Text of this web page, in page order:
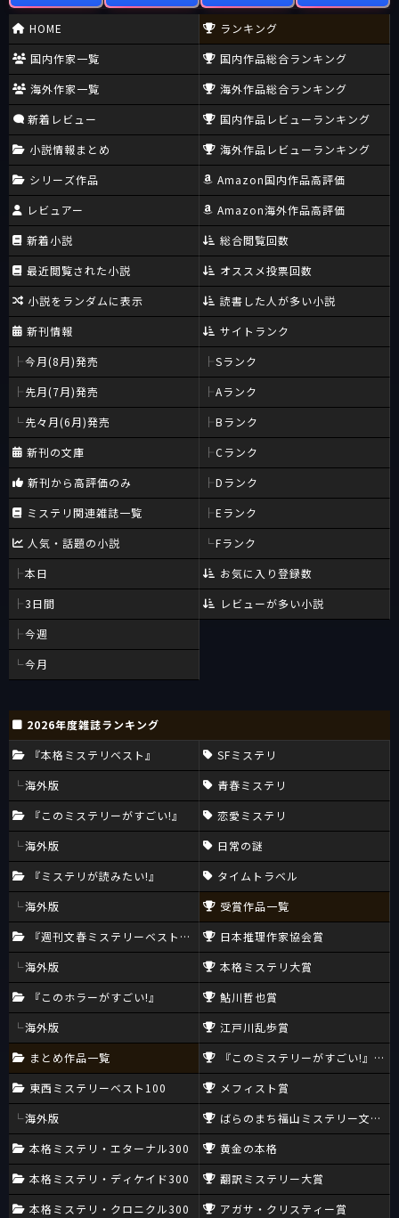
HOME
国内作家一覧
海外作家一覧
新着レビュー
小説情報まとめ
シリーズ作品
レビュアー
新着小説
最近閲覧された小説
小説をランダムに表示
新刊情報
今月(8月)発売
先月(7月)発売
先々月(6月)発売
新刊の文庫
新刊から高評価のみ
ミステリ関連雑誌一覧
人気・話題の小説
本日
3日間
今週
今月
ランキング
国内作品総合ランキング
海外作品総合ランキング
国内作品レビューランキング
海外作品レビューランキング
Amazon国内作品高評価
Amazon海外作品高評価
総合閲覧回数
オススメ投票回数
読書した人が多い小説
サイトランク
Sランク
Aランク
Bランク
Cランク
Dランク
Eランク
Fランク
お気に入り登録数
レビューが多い小説
2026年度雑誌ランキング
『本格ミステリベスト』
海外版
『このミステリーがすごい!』
海外版
『ミステリが読みたい!』
海外版
『週刊文春ミステリーベスト10』
海外版
『このホラーがすごい!』
海外版
まとめ作品一覧
東西ミステリーベスト100
海外版
本格ミステリ・エターナル300
本格ミステリ・ディケイド300
本格ミステリ・クロニクル300
SFミステリ
青春ミステリ
恋愛ミステリ
日常の謎
タイムトラベル
受賞作品一覧
日本推理作家協会賞
本格ミステリ大賞
鮎川哲也賞
江戸川乱歩賞
『このミステリーがすごい!』大賞
メフィスト賞
ばらのまち福山ミステリー文学新
黄金の本格
翻訳ミステリー大賞
アガサ・クリスティー賞